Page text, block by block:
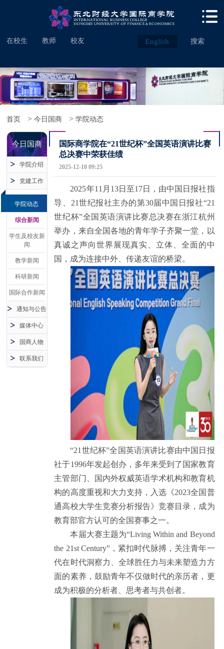
在校生 教师 校友 English 搜索
首页 >今日国商 >学院动态
今日国商
学院介绍
党建工作
学院动态
综合新闻
学生及校友新
闻
教学新闻
科研新闻
国际合作新闻
通知与公告
媒体中心
国商人物
联系我们
国际商学院在“21世纪杯”全国英语演讲比赛
总决赛中荣获佳绩
2025-12-10 09:25
2025年11月13日至17日，由中国日报社指
导、21世纪报社主办的第30届中国日报社“21
世纪杯”全国英语演讲比赛总决赛在浙江杭州
举办，来自全国各地的青年学子齐聚一堂，以
真诚之声向世界展现真实、立体、全面的中
国，成为连接中外、传递友谊的桥梁。
“21世纪杯”全国英语演讲比赛由中国日报
社于1996年发起创办，多年来受到了国家教育
主管部门、国内外权威英语学术机构和教育机
构的高度重视和大力支持，入选《2023全国普
通高校大学生竞赛分析报告》竞赛目录，成为
教育部官方认可的全国赛事之一。
本届大赛主题为“Living Within and Beyond
the 21st Century”，紧扣时代脉搏，关注青年一
代在时代洞察力、全球胜任力与未来塑造力方
面的素养，鼓励青年不仅做时代的亲历者，更
成为积极的分析者、思考者与共创者。